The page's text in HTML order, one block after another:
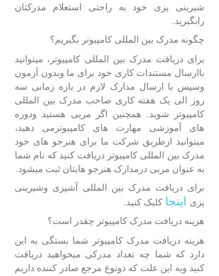
شیرینی پزی خود به راحتی استعلام مدرکتان
رابگیرید.
چگونه مدرک بین المللی کامپیوتر بگیریم؟
برای دریافت مدرک بین المللی کامپیوتر، میتوانید
باارسال مستندات کاری خود برای ما وبدون آزمون
وسپس با ارسال مدارک لازم در بازه زمانی سه
روز الی یک هفته کاری صاحب مدرک بین المللی
کامپیوتر شوید. همچنین اگر مربی هستید ودوره
های آموزشی مهارت های کامپیوترمی دهید،
میتوانید ازطریق شرکت ما برای هنرجو های خود
مدرک بین المللی کامپیوتر دریافت کنید که نام شما
به عنوان مربی درمدارک هنرجو هایتان ثبت میشود.
برای دریافت مدرک بین المللی آشپزی وشیرینی
پزی
اینجا کلیک کنید.
هزینه دریافت مدرک کامپیوتر چقدر است؟
هزینه دریافت مدرک کامپیوتر شما بستگی به این
دارد که شما چه تعداد مدرکی میخواهید دریافت
کنید وبه این علت که دونوع مرجع صادر کننده داریم